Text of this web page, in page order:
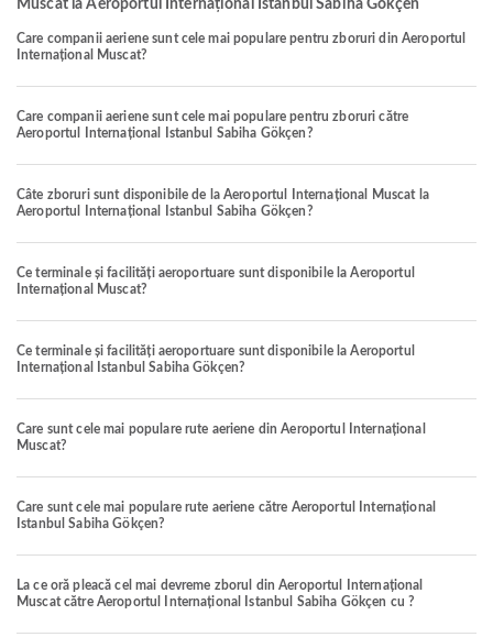
Muscat la Aeroportul Internațional Istanbul Sabiha Gökçen
Care companii aeriene sunt cele mai populare pentru zboruri din Aeroportul
Internațional Muscat?
Care companii aeriene sunt cele mai populare pentru zboruri către
Aeroportul Internațional Istanbul Sabiha Gökçen?
Câte zboruri sunt disponibile de la Aeroportul Internațional Muscat la
Aeroportul Internațional Istanbul Sabiha Gökçen?
Ce terminale și facilități aeroportuare sunt disponibile la Aeroportul
Internațional Muscat?
Ce terminale și facilități aeroportuare sunt disponibile la Aeroportul
Internațional Istanbul Sabiha Gökçen?
Care sunt cele mai populare rute aeriene din Aeroportul Internațional
Muscat?
Care sunt cele mai populare rute aeriene către Aeroportul Internațional
Istanbul Sabiha Gökçen?
La ce oră pleacă cel mai devreme zborul din Aeroportul Internațional
Muscat către Aeroportul Internațional Istanbul Sabiha Gökçen cu ?